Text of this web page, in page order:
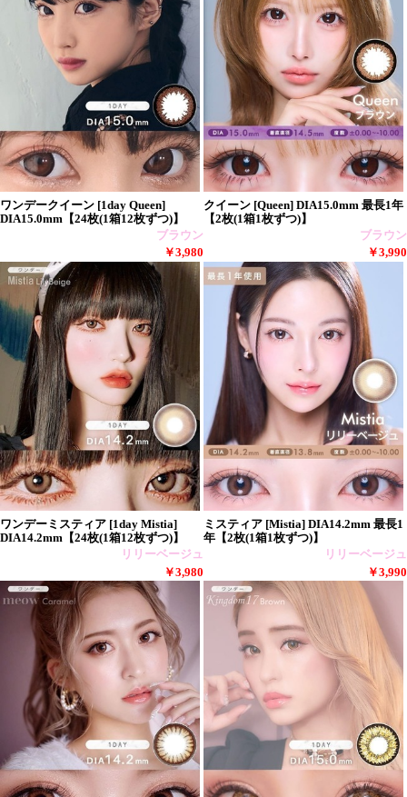
ワンデークイーン [1day Queen]
DIA15.0mm【24枚(1箱12枚ずつ)】
ブラウン
￥3,980
クイーン [Queen] DIA15.0mm 最長1年
【2枚(1箱1枚ずつ)】
ブラウン
￥3,990
ワンデーミスティア [1day Mistia]
DIA14.2mm【24枚(1箱12枚ずつ)】
リリーベージュ
￥3,980
ミスティア [Mistia] DIA14.2mm 最長1
年【2枚(1箱1枚ずつ)】
リリーベージュ
￥3,990